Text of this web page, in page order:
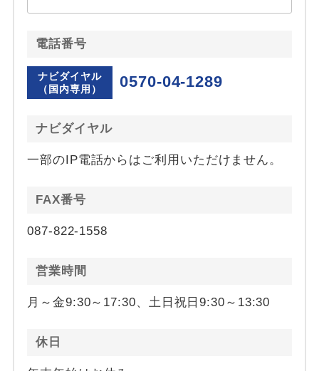
電話番号
ナビダイヤル
（国内専用）
0570-04-1289
ナビダイヤル
一部のIP電話からはご利用いただけません。
FAX番号
087-822-1558
営業時間
月～金9:30～17:30、土日祝日9:30～13:30
休日